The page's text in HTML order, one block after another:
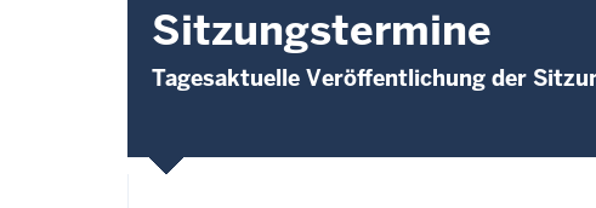
Sitzungstermine
Tagesaktuelle Veröffentlichung der